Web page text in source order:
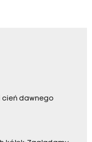
cień dawnego